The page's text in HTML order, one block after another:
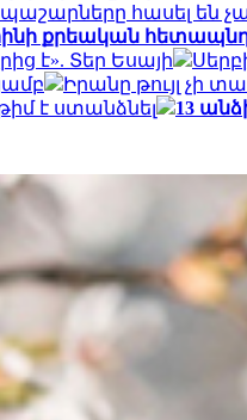
պաշարները հասել են
քրեական
է». Տեր Եսայի
Իրանը թույլ չի
է ստանձնել
13